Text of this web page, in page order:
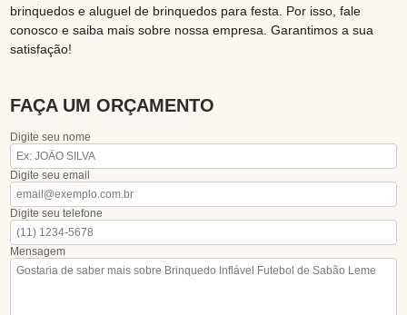
brinquedos e aluguel de brinquedos para festa. Por isso, fale
conosco e saiba mais sobre nossa empresa. Garantimos a sua
satisfação!
FAÇA UM ORÇAMENTO
Digite seu nome
Digite seu email
Digite seu telefone
Mensagem